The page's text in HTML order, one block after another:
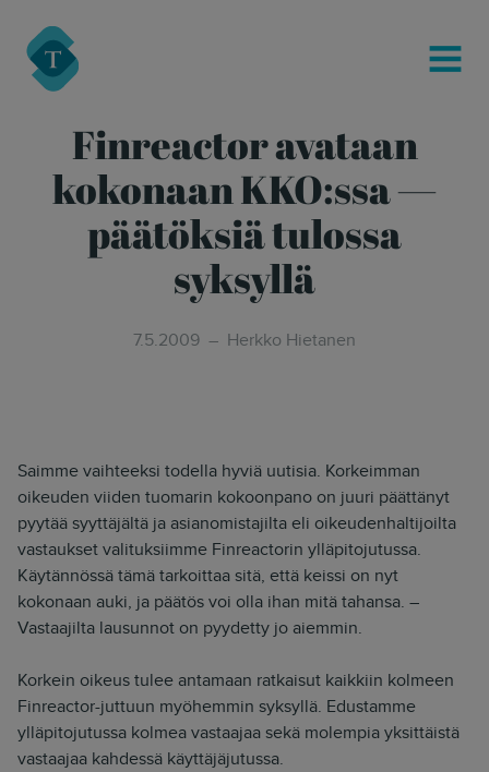
Turre Legal
MENU
Finreactor avataan
kokonaan KKO:ssa —
päätöksiä tulossa
syksyllä
7.5.2009 Herkko Hietanen
Saimme vaihteeksi todella hyviä uutisia. Korkeimman
oikeuden viiden tuomarin kokoonpano on juuri päättänyt
pyytää syyttäjältä ja asianomistajilta eli oikeudenhaltijoilta
vastaukset valituksiimme Finreactorin ylläpitojutussa.
Käytännössä tämä tarkoittaa sitä, että keissi on nyt
kokonaan auki, ja päätös voi olla ihan mitä tahansa. –
Vastaajilta lausunnot on pyydetty jo aiemmin.
Korkein oikeus tulee antamaan ratkaisut kaikkiin kolmeen
Finreactor-juttuun myöhemmin syksyllä. Edustamme
ylläpitojutussa kolmea vastaajaa sekä molempia yksittäistä
vastaajaa kahdessä käyttäjäjutussa.